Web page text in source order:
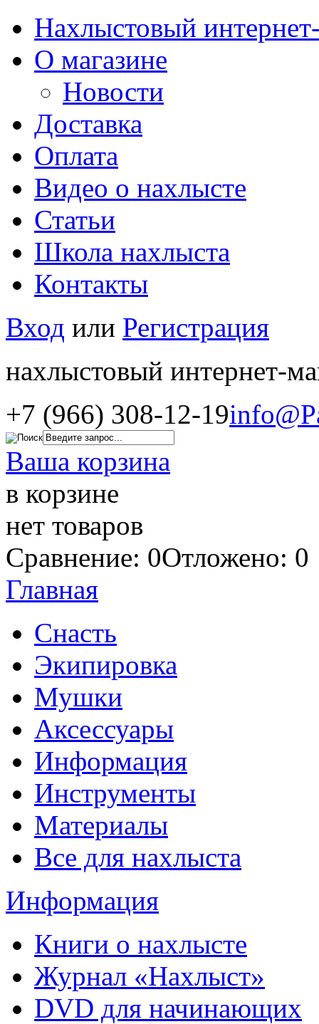
Нахлыстовый
О магазине
Новости
Доставка
Оплата
Видео о нахлысте
Статьи
Школа нахлыста
Контакты
Вход или Регистрация
нахлыстовый интернет-
+7 (966) 308-12-19
Ваша корзина
в корзине
нет товаров
Сравнение: 0Отложено: 0
Главная
Снасть
Экипировка
Мушки
Аксессуары
Информация
Инструменты
Материалы
Все для нахлыста
Информация
Книги о нахлысте
Журнал «Нахлыст»
DVD для начинающих